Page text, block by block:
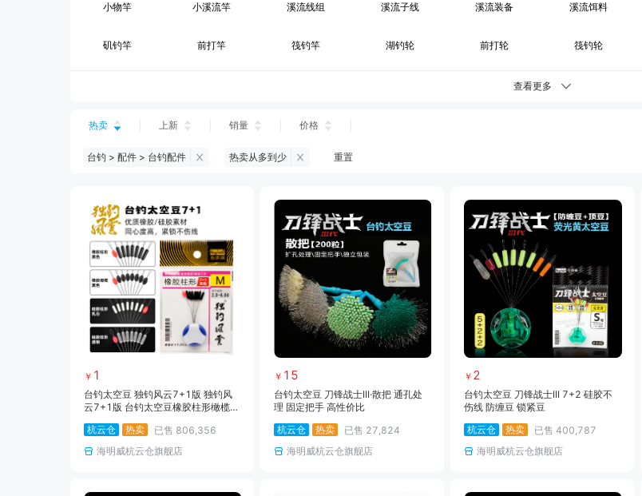
小物竿 小溪流竿 溪流线组 溪流子线 溪流装备 溪流饵料
矶钓竿 前打竿 筏钓竿 湖钓轮 前打轮 筏钓轮
台钓仕挂 台钓钩
钓鱼伞 台钓服饰 台钓装备
黑坑钓灯 黑坑网架 黑坑钓箱 黑坑竿包
黑坑饵料 马口竿 路亚竿 雷强竿 路亚轮
路亚装备 海钓竿 海钓轮 海钓线 海钓钩 海钓钓组
查看更多
热卖 上新 销量 价格
台钓 > 配件 > 台钓配件 热卖从多到少 重置
￥ 1
台钓太空豆 独钓风云7+1版 独钓风
云7+1版 台钓太空豆橡胶柱形橄榄硅
杭云仓
热卖 已售 806,356
海明威杭云仓旗舰店
￥ 15
台钓太空豆 刀锋战士III·散把 通孔处
理 固定把手 高性价比
杭云仓
热卖 已售 27,824
海明威杭云仓旗舰店
￥ 2
台钓太空豆 刀锋战士III 7+2 硅胶不
伤线 防缠豆 锁紧豆
杭云仓
热卖 已售 400,787
海明威杭云仓旗舰店